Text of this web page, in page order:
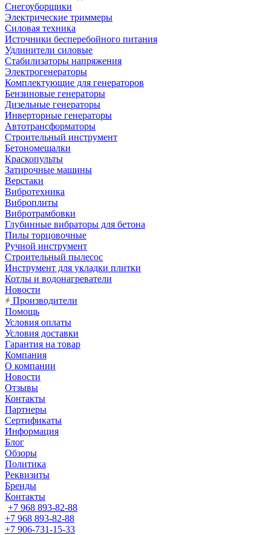
Снегоуборщики
Электрические триммеры
Силовая техника
Источники бесперебойного питания
Удлинители силовые
Стабилизаторы напряжения
Электрогенераторы
Комплектующие для генераторов
Бензиновые генераторы
Дизельные генераторы
Инверторные генераторы
Автотрансформаторы
Строительный инструмент
Бетономешалки
Краскопульты
Затирочные машины
Верстаки
Вибротехника
Виброплиты
Вибротрамбовки
Глубинные вибраторы для бетона
Пилы торцовочные
Ручной инструмент
Строительный пылесос
Инструмент для укладки плитки
Котлы и водонагреватели
Новости
Производители
Помощь
Условия оплаты
Условия доставки
Гарантия на товар
Компания
О компании
Новости
Отзывы
Контакты
Партнеры
Сертификаты
Информация
Блог
Обзоры
Политика
Реквизиты
Бренды
Контакты
+7 968 893-82-88
+7 968 893-82-88
+7 906-731-15-33